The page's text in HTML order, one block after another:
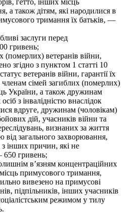
гетто, інших місць
а також дітям, які народилися в
тримання їх батьків, —
заслуги перед
гривень;
(померлих) ветеранів війни,
згідно з пунктом 1 статті 10
ветеранів війни, гарантії їх
членам сімей загиблих (померлих)
України, а також дружинам
з інвалідністю внаслідок
вдруге, дружинам (чоловікам)
дій, учасників війни та
визнаних за життя
від загального захворювання,
з інших причин, які не
гривень;
в’язням концентраційних
примусового тримання,
вивезено на примусові
підпільників, інших учасників
режимом у тилу